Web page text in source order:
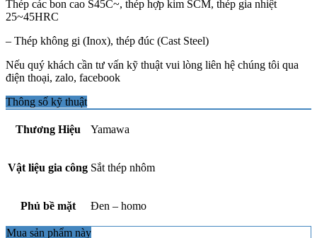
Thép các bon cao S45C~, thép hợp kim SCM, thép gia nhiệt
25~45HRC
– Thép không gi (Inox), thép đúc (Cast Steel)
Nếu quý khách cần tư vấn kỹ thuật vui lòng liên hệ chúng tôi qua
điện thoại, zalo, facebook
Thông số kỹ thuật
Thương Hiệu Yamawa
Vật liệu gia công Sắt thép nhôm
Phủ bề mặt Đen – homo
Mua sản phẩm này